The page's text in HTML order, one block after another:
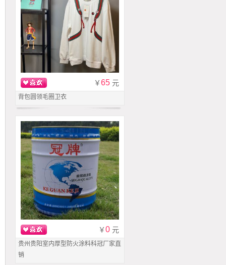
￥65 元
背包圆领毛圈卫衣
￥0 元
贵州贵阳室内厚型防火涂料科冠厂家直
销